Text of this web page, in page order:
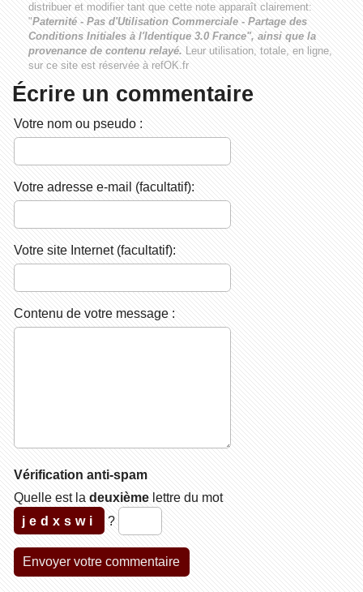
distribuer et modifier tant que cette note apparaît clairement:
"Paternité - Pas d'Utilisation Commerciale - Partage des
Conditions Initiales à l'Identique 3.0 France", ainsi que la
provenance de contenu relayé. Leur utilisation, totale, en ligne,
sur ce site est réservée à refOK.fr
Écrire un commentaire
Votre nom ou pseudo :
Votre adresse e-mail (facultatif):
Votre site Internet (facultatif):
Contenu de votre message :
Vérification anti-spam
Quelle est la deuxièmelettre du mot
jedxswi
?